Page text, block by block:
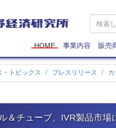
矢
野
研
究
所
HOME 事業内容 販売
・トピックス プレスリリース
ル＆チューブ、IVR製品市